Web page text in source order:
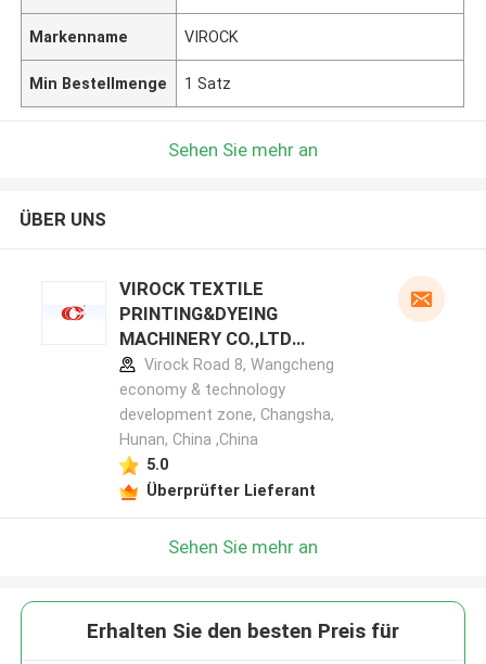
Markenname VIROCK
Min Bestellmenge 1 Satz
Sehen Sie mehr an
ÜBER UNS
VIROCK TEXTILE
PRINTING&DYEING
MACHINERY CO.,LTD
Herstellerprofil
Virock Road 8, Wangcheng
economy & technology
development zone, Changsha,
Hunan, China ,China
5.0
Überprüfter Lieferant
Sehen Sie mehr an
Erhalten Sie den besten Preis für